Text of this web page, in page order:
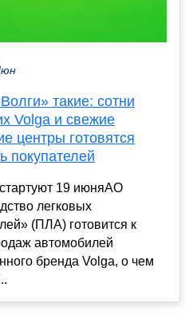
такие: сотни
Volga и свежие
центры готовятся
покупателей
19 июняАО
легковых
(ПЛА) готовится к
автомобилей
бренда Volga, о чем